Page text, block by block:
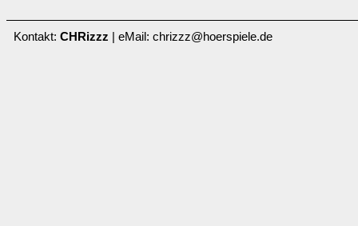
Kontakt: CHRizzz | eMail: chrizzz@hoerspiele.de